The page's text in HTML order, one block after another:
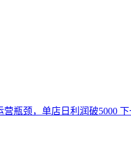
营瓶颈，单店日利润破5000 下